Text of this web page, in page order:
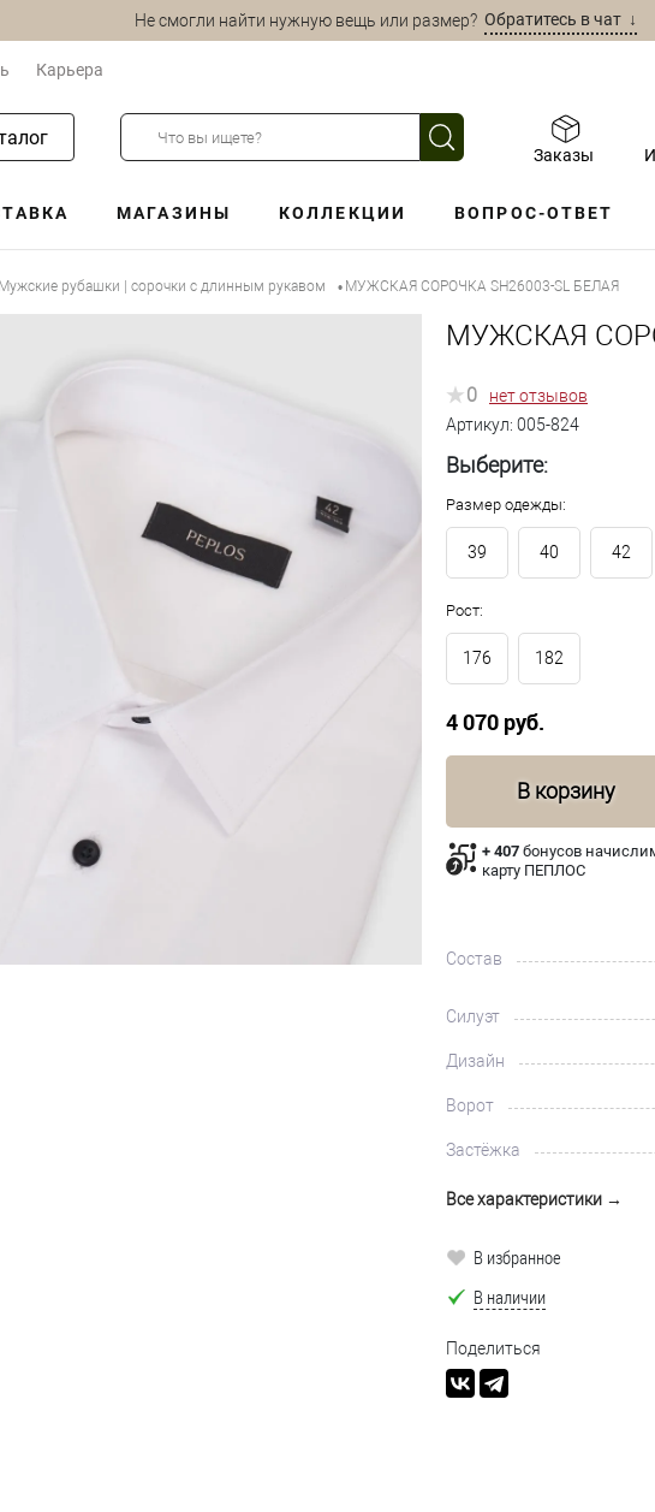
Не смогли найти нужную вещь или размер?Обратитесь в чат ↓
Карьера
Заказы
МАГАЗИНЫ КОЛЛЕКЦИИ ВОПРОС-ОТВЕТ
Мужские рубашки | сорочки с длинным рукавом • МУЖСКАЯ СОРОЧКА SH26003-SL БЕЛАЯ
МУЖСКАЯ
0
нет отзывов
Артикул: 005-824
Выберите:
Размер одежды:
39 40 42
Рост:
176 182
4 070 руб.
В корзину
+ 407 бонусов
карту ПЕПЛОС
Состав
Силуэт
Дизайн
Ворот
Застёжка
Все характеристики →
В избранное
В наличии
Поделиться